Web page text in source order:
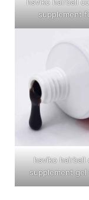
supplement
hsviko hairball
supplement